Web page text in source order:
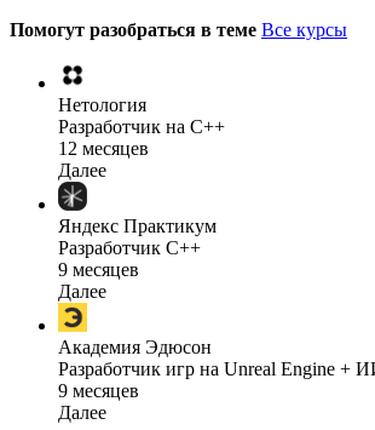
Помогут разобраться в теме Все курсы
Нетология
Разработчик на C++
12 месяцев
Далее
Яндекс Практикум
Разработчик C++
9 месяцев
Далее
Академия Эдюсон
Разработчик игр на Unreal Engine +
9 месяцев
Далее